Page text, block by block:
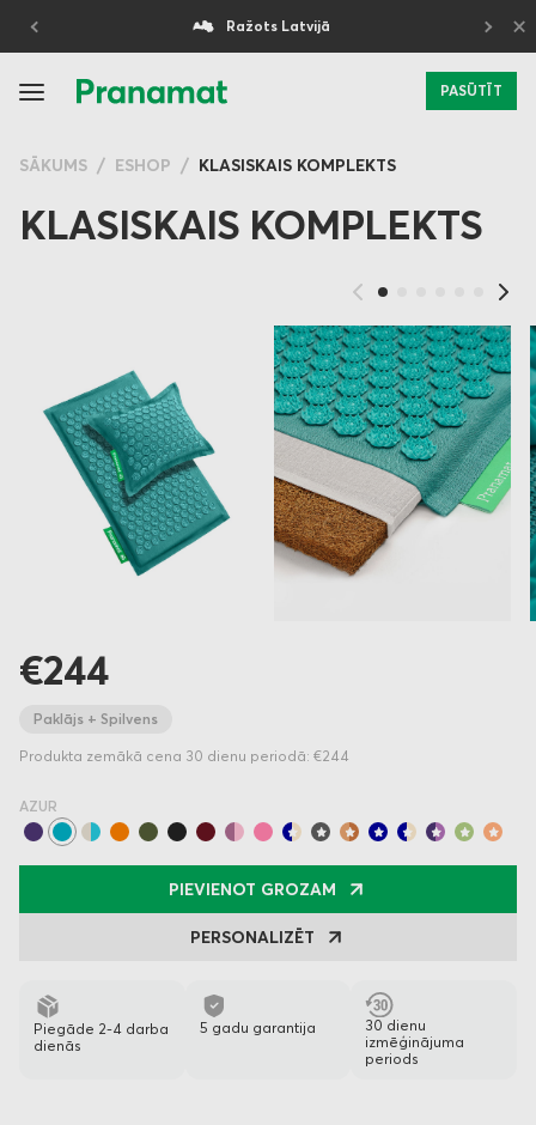
Ražots Latvijā
5 gadu garantija ×
PASŪTĪT
SĀKUMS ESHOP KLASISKAIS KOMPLEKTS
KLASISKAIS KOMPLEKTS
€244
Paklājs + Spilvens
Produkta zemākā cena 30 dienu periodā: €244
AZUR
PIEVIENOT GROZAM
PERSONALIZĒT
Piegāde 2-4 darba
dienās
5 gadu garantija
30 dienu
izmēģinājuma
periods